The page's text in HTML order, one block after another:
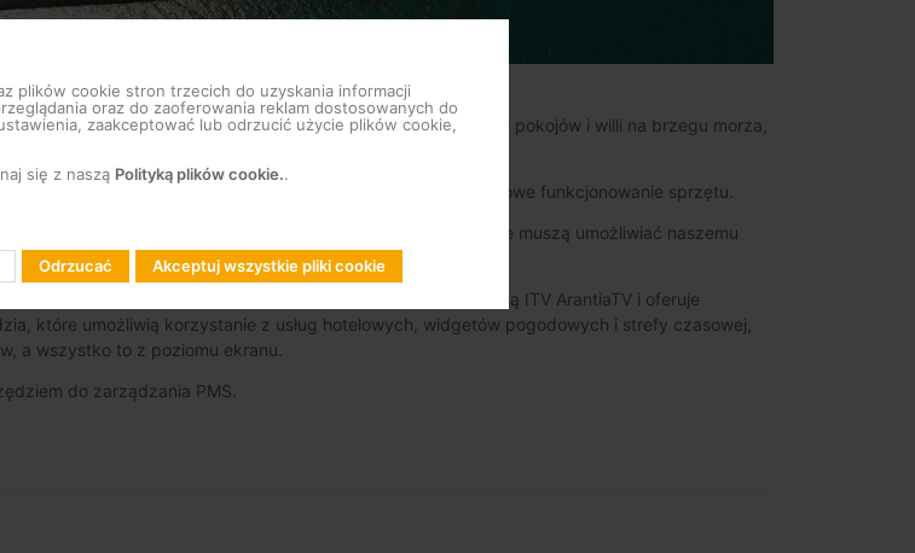
sztucznej wyspie na wybrzeżu Doha (Katar), to połączenie pokojów i willi na brzegu morza,
najwyższej jakości, aby zapewnić długotrwałe prawidłowe funkcjonowanie sprzętu.
muszą być stabilne, łatwe do obsługi i konserwacji, a także muszą umożliwiać naszemu
stacji czołowych i kodowania Televes z naszą platformą ITV ArantiaTV i oferuje
które umożliwią korzystanie z usług hotelowych, widgetów pogodowych i strefy czasowej,
a wszystko to z poziomu ekranu.
do zarządzania PMS.
plików cookie stron trzecich do uzyskania informacji
oraz do zaoferowania reklam dostosowanych do
zaakceptować lub odrzucić użycie plików cookie,
się z naszą Polityką plików cookie..
Odrzucać Akceptuj wszystkie pliki cookie